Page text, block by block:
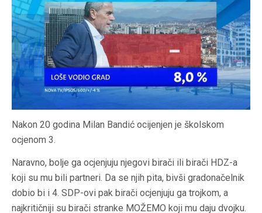
Nakon 20 godina Milan Bandić ocijenjen je školskom
ocjenom 3.
Naravno, bolje ga ocjenjuju njegovi birači ili birači HDZ-a
koji su mu bili partneri. Da se njih pita, bivši gradonačelnik
dobio bi i 4. SDP-ovi pak birači ocjenjuju ga trojkom, a
najkritičniji su birači stranke MOŽEMO koji mu daju dvojku.